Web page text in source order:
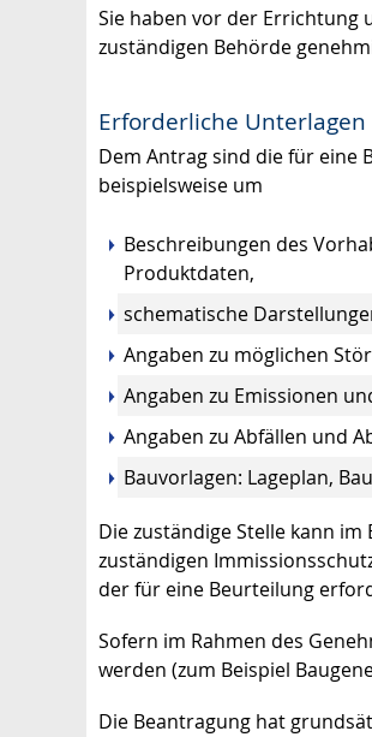
Sie haben vor der Errichtung
zuständigen Behörde
Erforderliche Unterlagen
Dem Antrag sind die für eine
beispielsweise um
Beschreibungen des
Produktdaten,
schematische
Angaben zu möglichen
Angaben zu Emissionen
Angaben zu Abfällen und
Bauvorlagen: Lageplan,
Die zuständige Stelle kann
zuständigen
der für eine Beurteilung
Sofern im Rahmen des
werden (zum Beispiel
Die Beantragung hat